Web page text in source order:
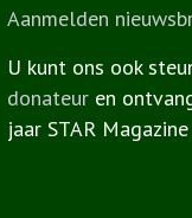
Aanmelden
U kunt ons ook
donateur en
jaar STAR